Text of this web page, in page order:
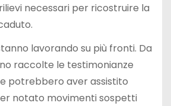
necessari per ricostruire la
lavorando su più fronti. Da
raccolte le testimonianze
potrebbero aver assistito
notato movimenti sospetti